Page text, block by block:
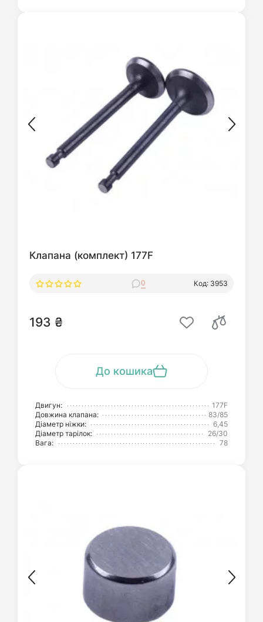
Клапана (комплект) 177F
0 Код: 3953
193 ₴
До кошика
Двигун:
177F
Довжина клапана:
83/85
Діаметр ніжки:
6,45
Діаметр тарілок:
26/30
Вага:
78